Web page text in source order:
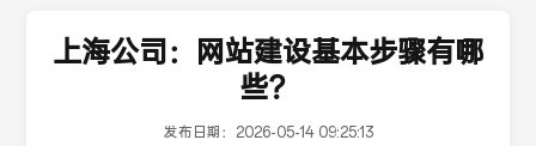
上海公司：网站建设基本步骤有哪
些？
发布日期：
2026-05-14 09:25:13